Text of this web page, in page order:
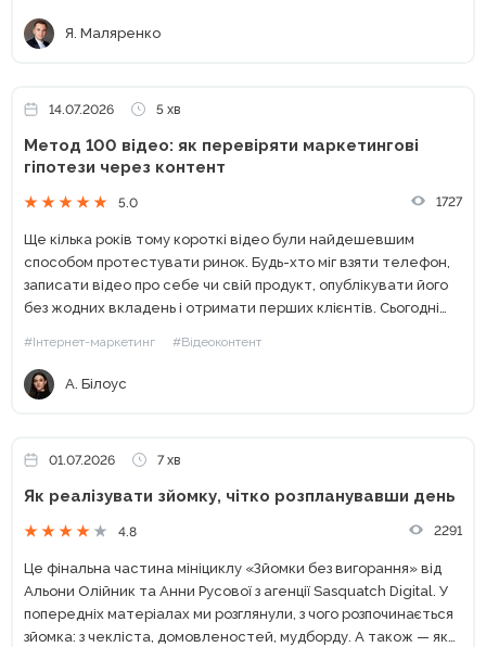
Я. Маляренко
14.07.2026 5 хв
Метод 100 відео: як перевіряти маркетингові
гіпотези через контент
5.0 1727
Ще кілька років тому короткі відео були найдешевшим
способом протестувати ринок. Будь-хто міг взяти телефон,
записати відео про себе чи свій продукт, опублікувати його
без жодних вкладень і отримати перших клієнтів. Сьогодні
рази,...
#Інтернет-маркетинг #Відеоконтент
А. Білоус
01.07.2026 7 хв
Як реалізувати зйомку, чітко розпланувавши день
4.8 2291
Це фінальна частина мініциклу «Зйомки без вигорання» від
Альони Олійник та Анни Русової з агенції Sasquatch Digital. У
попередніх матеріалах ми розглянули, з чого розпочинається
зйомка: з чекліста, домовленостей, мудборду. А також — як